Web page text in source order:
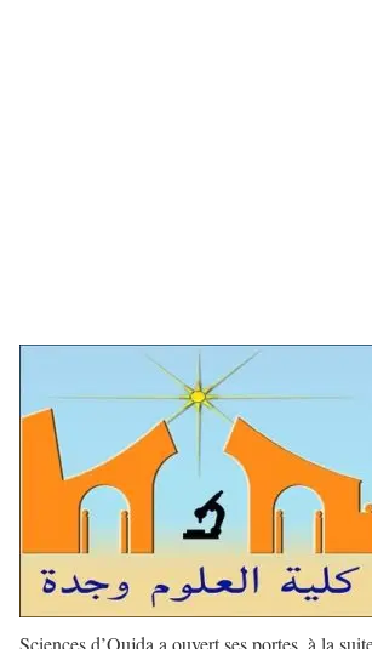
Sciences d’Oujda a ouvert ses portes, à la